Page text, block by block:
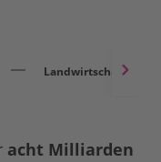
Landwirtschaft
acht Milliarden